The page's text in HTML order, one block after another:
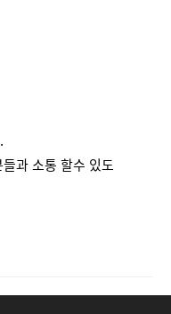
과 소통 할수 있도